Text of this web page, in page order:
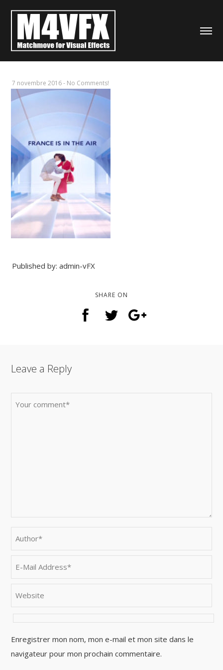
7 novembre 2016- No Comments!
Published by: admin-vFX
SHARE ON
Leave a Reply
Enregistrer mon nom, mon e-mail et mon site dans le
navigateur pour mon prochain commentaire.